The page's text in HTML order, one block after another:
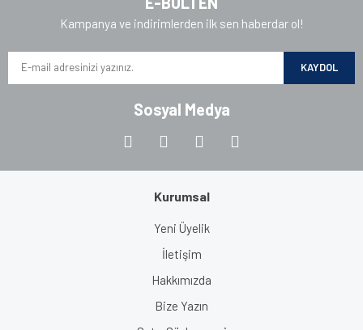
Kampanya ve indirimlerden ilk sen haberdar ol!
KAYDOL
Sosyal Medya
Kurumsal
Yeni Üyelik
İletişim
Hakkımızda
Bize Yazın